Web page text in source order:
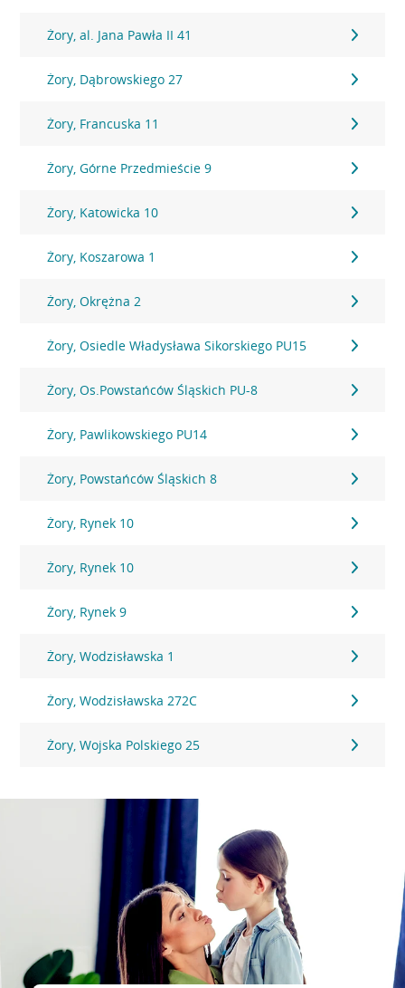
Żory, al. Jana Pawła II 41
Żory, Dąbrowskiego 27
Żory, Francuska 11
Żory, Górne Przedmieście 9
Żory, Katowicka 10
Żory, Koszarowa 1
Żory, Okrężna 2
Żory, Osiedle Władysława Sikorskiego PU15
Żory, Os.Powstańców Śląskich PU-8
Żory, Pawlikowskiego PU14
Żory, Powstańców Śląskich 8
Żory, Rynek 10
Żory, Rynek 10
Żory, Rynek 9
Żory, Wodzisławska 1
Żory, Wodzisławska 272C
Żory, Wojska Polskiego 25